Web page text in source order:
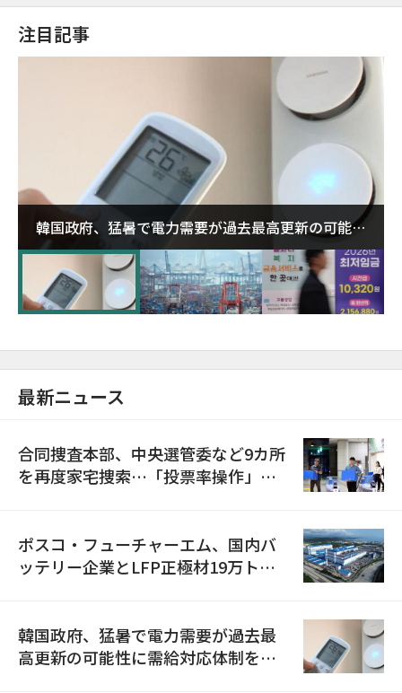
注目記事
韓国政府、猛暑で電力需要が過去最高更新の可能性
に需給対応体制を点検
最新ニュース
合同捜査本部、中央選管委など9カ所
を再度家宅捜索…「投票率操作」の
ポスコ・フューチャーエム、国内バ
ッテリー企業とLFP正極材19万トン
韓国政府、猛暑で電力需要が過去最
高更新の可能性に需給対応体制を点